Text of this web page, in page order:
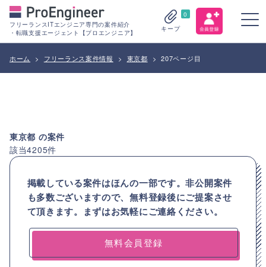
フリーランスITエンジニア専門の案件紹介
・転職支援エージェント【プロエンジニア】
0
キープ
ホーム > フリーランス案件情報 > 東京都 > 207ページ目
東京都 の案件
該当4205件
掲載している案件はほんの一部です。非公開案件
も多数ございますので、無料登録後にご提案させ
て頂きます。まずはお気軽にご連絡ください。
無料会員登録